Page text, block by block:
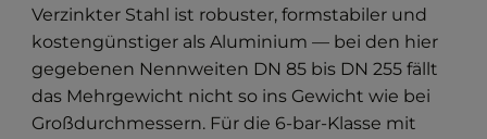
Verzinkter Stahl ist robuster, formstabiler und
kostengünstiger als Aluminium — bei den hier
gegebenen Nennweiten DN 85 bis DN 255 fällt
das Mehrgewicht nicht so ins Gewicht wie bei
Großdurchmessern. Für die 6-bar-Klasse mit